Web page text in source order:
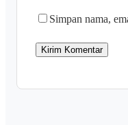
Simpan nama,